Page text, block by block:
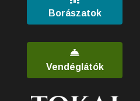
Borászatok
Vendéglátók